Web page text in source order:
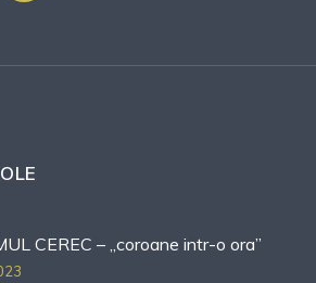
CEREC – „coroane intr-o ora”